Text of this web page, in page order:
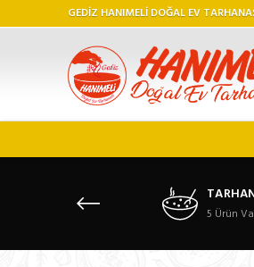
GEDİZ HANIMELİ DOĞAL EV
5 Ürün